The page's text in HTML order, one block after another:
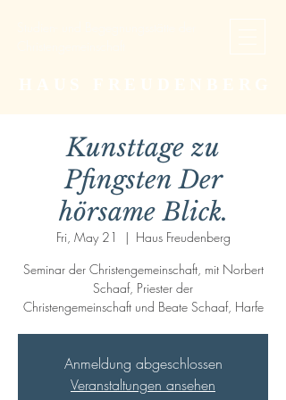
Kunsttage zu
Pfingsten Der
hörsame Blick.
Fri, May 21
  |
Haus Freudenberg
Seminar der Christengemeinschaft, mit Norbert
Schaaf, Priester der
Christengemeinschaft und Beate Schaaf, Harfe
Anmeldung abgeschlossen
Veranstaltungen ansehen